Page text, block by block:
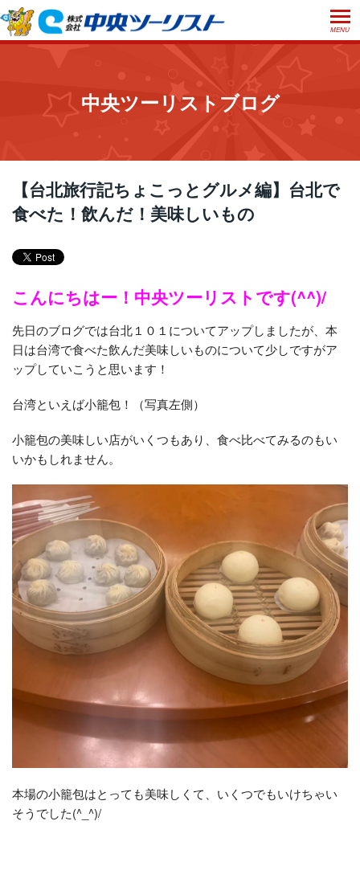
MENU
ご利用案内
お受取り方法について
プライバシーポリシー
ご旅行条件書 会社概要
中央ツーリストブログ
【台北旅行記ちょこっとグルメ編】台北で
食べた！飲んだ！美味しいもの
こんにちはー！中央ツーリストです(^^)/
先日のブログでは台北１０１についてアップしましたが、本
日は台湾で食べた飲んだ美味しいものについて少しですがア
ップしていこうと思います！
台湾といえば小籠包！（写真左側）
小籠包の美味しい店がいくつもあり、食べ比べてみるのもい
いかもしれません。
本場の小籠包はとっても美味しくて、いくつでもいけちゃい
そうでした(^_^)/